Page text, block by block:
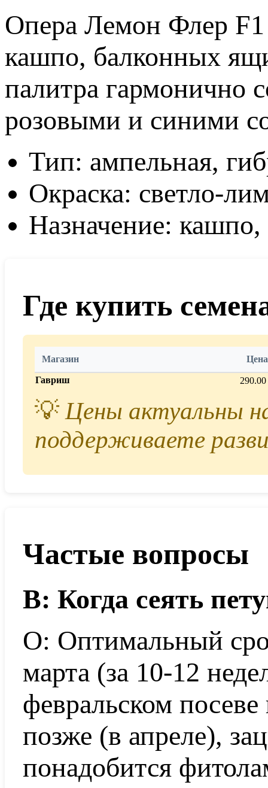
Опера Лемон Флер
кашпо, балконных
палитра гармонично
розовыми и синими
Тип: ампельная,
Окраска: светло-
Назначение:
Где купить
Магазин Цена
Гавриш
💡Цены актуальны
поддерживаете
Частые вопросы
В: Когда сеять
О: Оптимальный
марта (за 10-12
февральском
позже (в апреле),
понадобится